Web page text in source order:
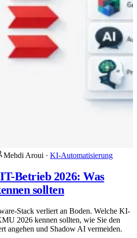
Mehdi Aroui · KI-Automatisierung
Betrieb 2026: Was
sollten
Stack verliert an Boden. Welche KI-
2026 kennen sollten, wie Sie den
angehen und Shadow AI vermeiden.